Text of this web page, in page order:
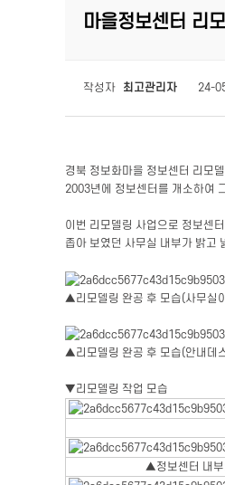
마을정보센터 리
작성자 최고관리자 24-
경북 정보화마을 정보센터 리모
2003년에 정보센터를 개소하여
이번 리모델링 사업으로 정보센
좁아 보였던 사무실 내부가 밝고
▲리모델링 완공 후 모습(사무실
▲리모델링 완공 후 모습(안내데
▼리모델링 작업 모습
▲정보센터 내부